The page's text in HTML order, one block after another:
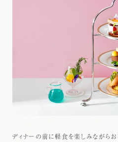
ディナーの前に軽食を楽しみながら